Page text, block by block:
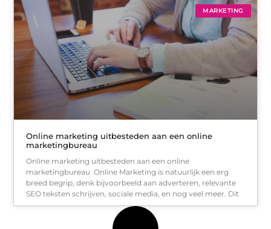
MARKETING
Online marketing uitbesteden aan een online
marketingbureau
Online marketing uitbesteden aan een online
marketingbureau Online Marketing is natuurlijk een erg
breed begrip, denk bijvoorbeeld aan adverteren, relevante
SEO teksten schrijven, sociale media, en nog veel meer. Dit